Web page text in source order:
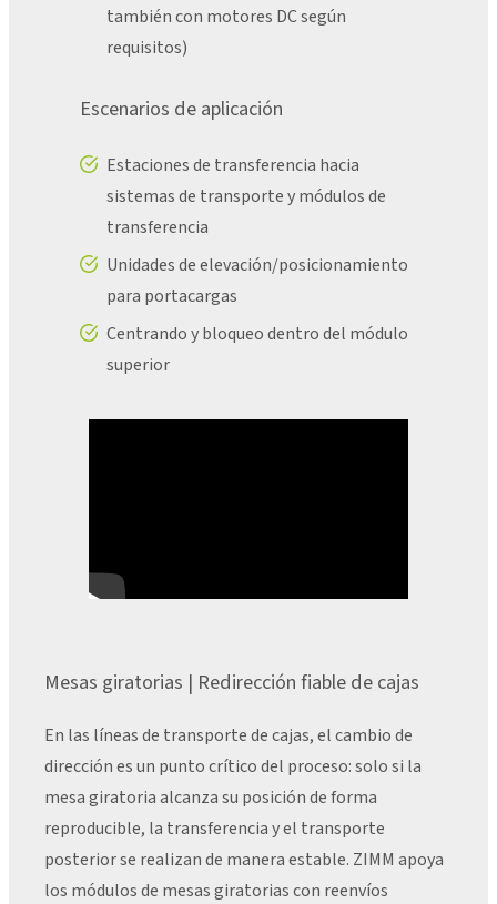
también con motores DC según
requisitos)
Escenarios de aplicación
Estaciones de transferencia hacia
sistemas de transporte y módulos de
transferencia
Unidades de elevación/posicionamiento
para portacargas
Centrando y bloqueo dentro del módulo
superior
Mesas giratorias | Redirección fiable de cajas
En las líneas de transporte de cajas, el cambio de
dirección es un punto crítico del proceso: solo si la
mesa giratoria alcanza su posición de forma
reproducible, la transferencia y el transporte
posterior se realizan de manera estable. ZIMM apoya
los módulos de mesas giratorias con reenvíos